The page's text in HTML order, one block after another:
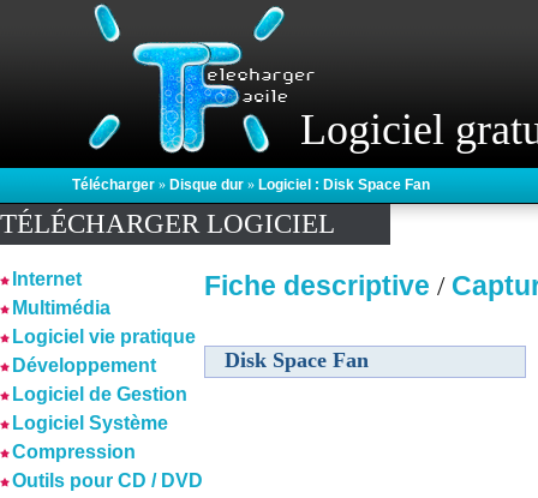
Logiciel
Télécharger » Disque dur » Logiciel : Disk Space Fan
TÉLÉCHARGER LOGICIEL
Internet
Multimédia
Logiciel vie pratique
Développement
Logiciel de Gestion
Logiciel Système
Compression
Outils pour CD / DVD
Fiche descriptive /
Disk Space Fan